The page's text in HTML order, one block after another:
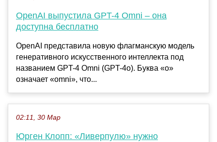
OpenAI выпустила GPT-4 Omni – она
доступна бесплатно
OpenAI представила новую флагманскую модель
генеративного искусственного интеллекта под
названием GPT-4 Omni (GPT-4o). Буква «o»
означает «omni», что...
02:11, 30 Мар
Юрген Клопп: «Ливерпулю» нужно